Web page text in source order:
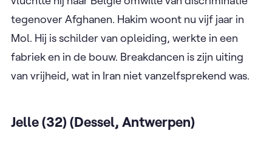
tegenover Afghanen. Hakim woont nu vijf jaar in
Mol. Hij is schilder van opleiding, werkte in een
fabriek en in de bouw. Breakdancen is zijn uiting
van vrijheid, wat in Iran niet vanzelfsprekend was.
Jelle (32) (Dessel, Antwerpen)